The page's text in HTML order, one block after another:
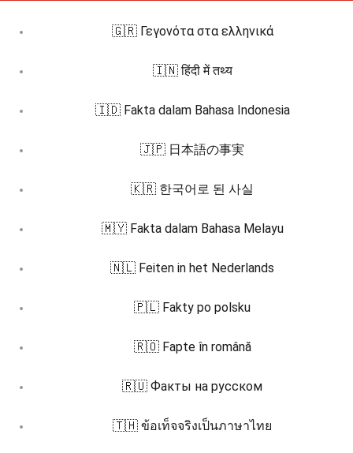
🇬🇷 Γεγονότα στα ελληνικά
🇮🇳 हिंदी में तथ्य
🇮🇩 Fakta dalam Bahasa Indonesia
🇯🇵 日本語の事実
🇰🇷 한국어로 된 사실
🇲🇾 Fakta dalam Bahasa Melayu
🇳🇱 Feiten in het Nederlands
🇵🇱 Fakty po polsku
🇷🇴 Fapte în română
🇷🇺 Факты на русском
🇹🇭 ข้อเท็จจริงเป็นภาษาไทย